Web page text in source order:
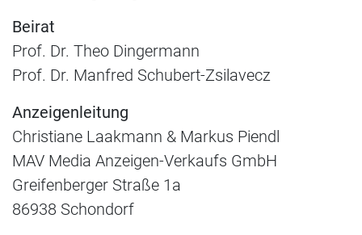
Beirat
Prof. Dr. Theo Dingermann
Prof. Dr. Manfred Schubert-Zsilavecz
Anzeigenleitung
Christiane Laakmann & Markus Piendl
MAV Media Anzeigen-Verkaufs GmbH
Greifenberger Straße 1a
86938 Schondorf